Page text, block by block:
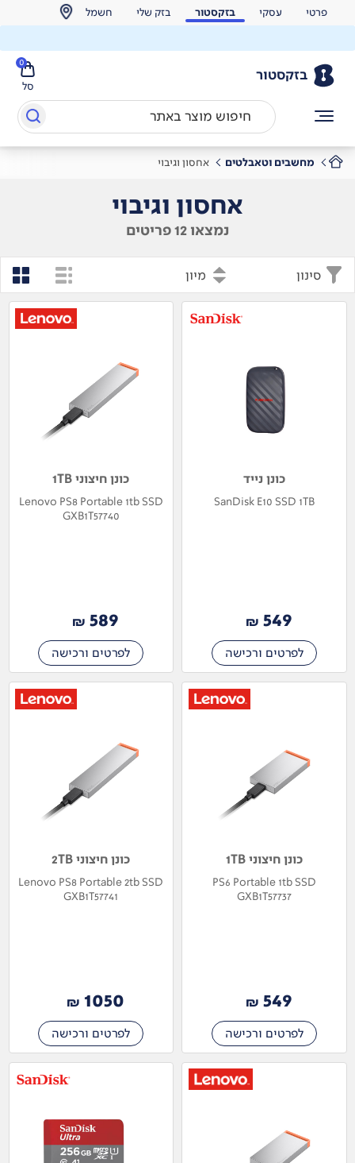
פרטי עסקי בזקסטור בזק שלי חשמל
בזקסטור
סל
0
מחשבים וטאבלטים אחסון וגיבוי
אחסון וגיבוי
נמצאו 12 פריטים
מיון סינון
כונן נייד
SanDisk E10 SSD 1TB
549
₪
לפרטים ורכישה
כונן חיצוני 1TB
Lenovo PS8 Portable 1tb SSD
GXB1T57740
589
₪
לפרטים ורכישה
כונן חיצוני 1TB
PS6 Portable 1tb SSD
GXB1T57737
549
₪
לפרטים ורכישה
כונן חיצוני 2TB
Lenovo PS8 Portable 2tb SSD
GXB1T57741
1050
₪
לפרטים ורכישה